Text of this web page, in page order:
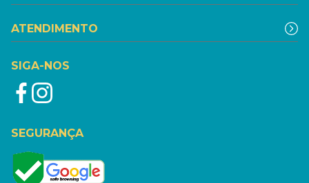
ATENDIMENTO
SIGA-NOS
SEGURANÇA